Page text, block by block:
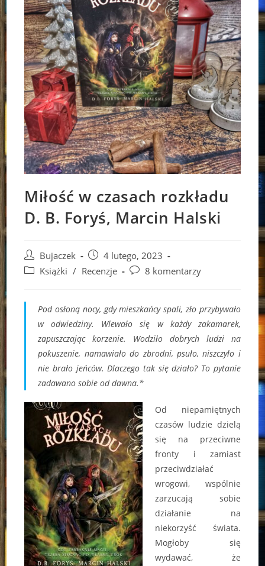
Miłość w czasach rozkładu
D. B. Foryś, Marcin Halski
Post
author:
Bujaczek
Post
published:
4 lutego, 2023
PostKsiążki / Recenzje
Post8 komentarzy
Pod osłoną nocy, gdy mieszkańcy spali, zło przybywało
w odwiedziny. Wlewało się w każdy zakamarek,
zapuszczając korzenie. Wodziło dobrych ludzi na
pokuszenie, namawiało do zbrodni, psuło, niszczyło i
nie brało jeńców. Dlaczego tak się działo? To pytanie
zadawano sobie od dawna.*
Od niepamiętnych
czasów ludzie dzielą
się na przeciwne
fronty i zamiast
przeciwdziałać
wrogowi, wspólnie
zarzucają sobie
działanie na
niekorzyść świata.
Mogłoby się
wydawać, że